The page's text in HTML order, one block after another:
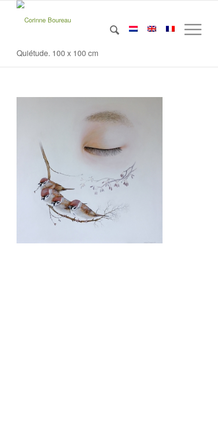
Quiétude. 100 x 100 cm